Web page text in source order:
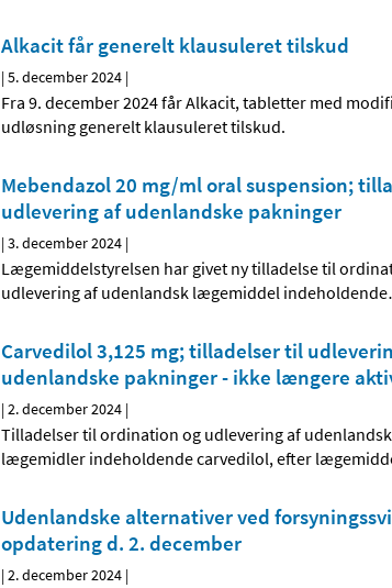
Alkacit får generelt klausuleret tilskud
|5. december 2024 |
Fra 9. december 2024 får Alkacit, tabletter med
udløsning generelt klausuleret tilskud.
Mebendazol 20 mg/ml oral suspension;
udlevering af udenlandske pakninger
|3. december 2024 |
Lægemiddelstyrelsen har givet ny tilladelse til
udlevering af udenlandsk lægemiddel indeholdende
Carvedilol 3,125 mg; tilladelser til
udenlandske pakninger - ikke længere
|2. december 2024 |
Tilladelser til ordination og udlevering af
lægemidler indeholdende carvedilol, efter
Udenlandske alternativer ved
opdatering d. 2. december
|2. december 2024 |